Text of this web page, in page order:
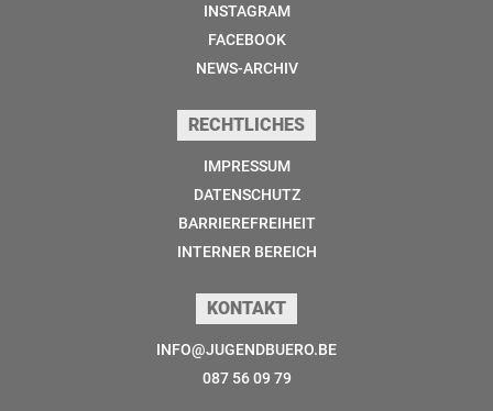
INSTAGRAM
FACEBOOK
NEWS-ARCHIV
RECHTLICHES
IMPRESSUM
DATENSCHUTZ
BARRIEREFREIHEIT
INTERNER BEREICH
KONTAKT
INFO@JUGENDBUERO.BE
087 56 09 79